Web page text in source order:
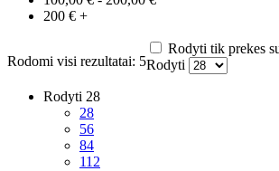
200 € +
Rodomi visi rezultatai: 5
Rodyti tik prekes
Rodyti
Rodyti 28
28
56
84
112